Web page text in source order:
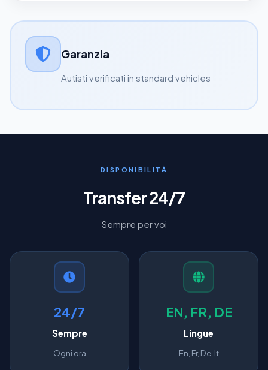
Garanzia
Autisti verificati in standard vehicles
DISPONIBILITÀ
Transfer 24/7
Sempre per voi
24/7
Sempre
Ogni ora
EN, FR, DE
Lingue
En, Fr, De, It